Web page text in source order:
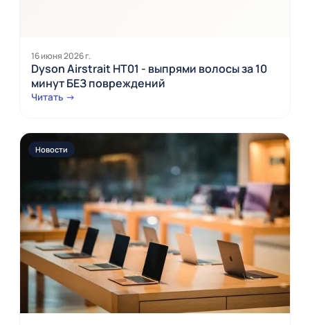
16 июня 2026 г.
Dyson Airstrait HT01 - выпрями волосы за 10
минут БЕЗ повреждений
Читать →
Новости